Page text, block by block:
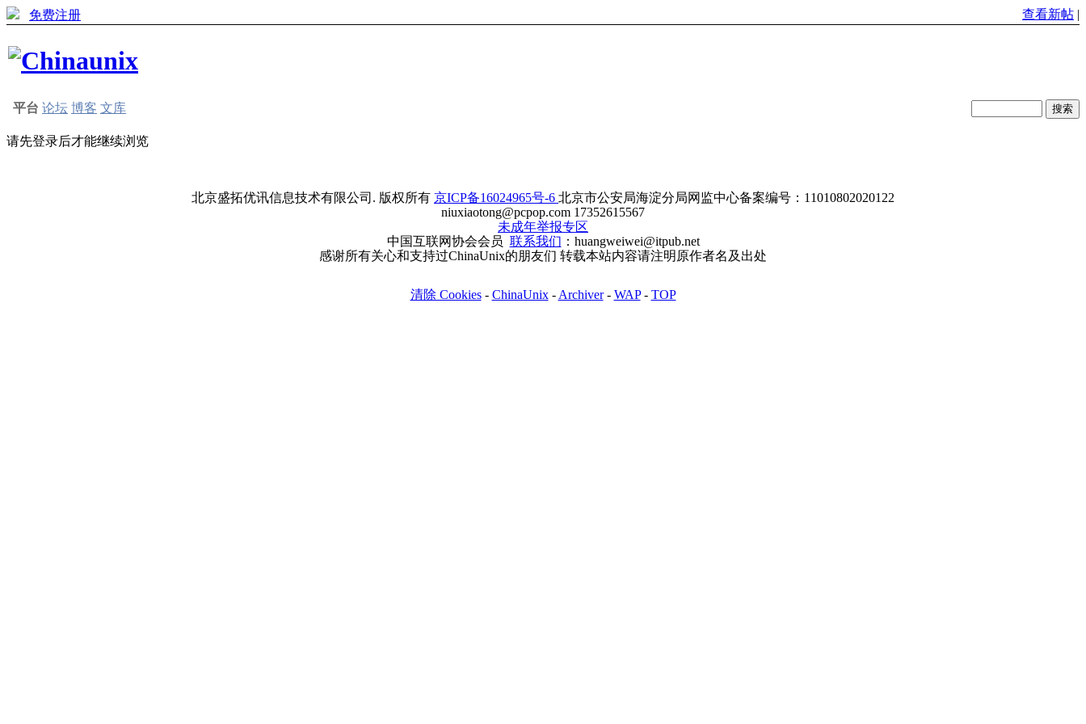
免费注册 查看新帖 |
平台 论坛 博客 文库
请先登录后才能继续浏览
北京盛拓优讯信息技术有限公司. 版权所有 京ICP备16024965号-6 北京市公安局海淀分局网监中心备案编号：11010802020122
niuxiaotong@pcpop.com 17352615567
未成年举报专区
中国互联网协会会员 联系我们 ：huangweiwei@itpub.net
感谢所有关心和支持过ChinaUnix的朋友们 转载本站内容请注明原作者名及出处
清除 Cookies- ChinaUnix- Archiver- WAP- TOP